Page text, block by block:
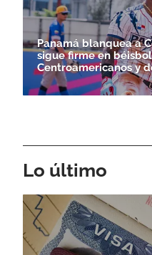
Panamá blanquea a
sigue firme en
Centroamericanos y
Lo último